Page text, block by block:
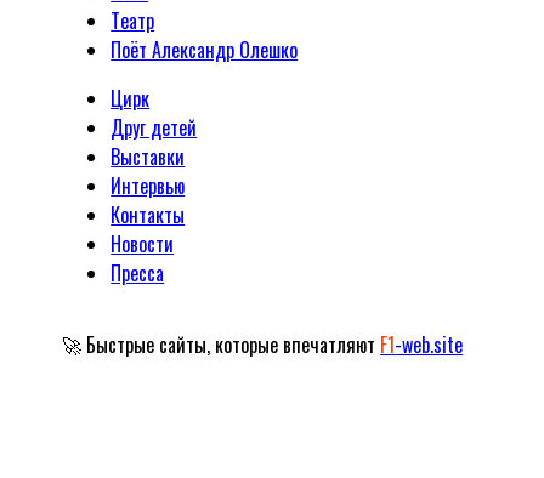
Tеатр
Поёт Александр Олешко
Цирк
Друг детей
Выставки
Интервью
Контакты
Новости
Пресса
🚀 Быстрые сайты, которые впечатляют F1-web.site